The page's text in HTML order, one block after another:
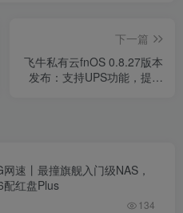
下一篇
飞牛私有云fnOS 0.8.27版本
发布：支持UPS功能，提升
速丨最撞旗舰入门级NAS，
配红盘Plus
134